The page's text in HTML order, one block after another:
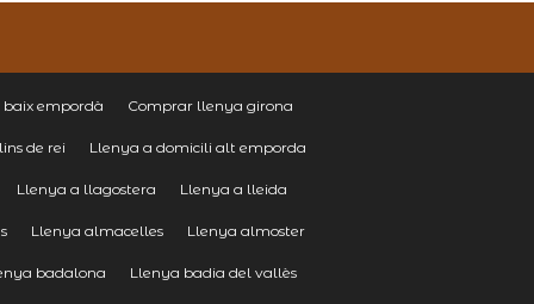
empordà Comprar llenya girona
de rei Llenya a domicili alt emporda
Llenya a llagostera Llenya a lleida
Llenya almacelles Llenya almoster
badalona Llenya badia del vallès